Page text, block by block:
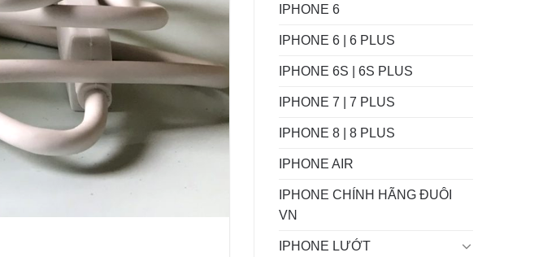
IPHONE 6
IPHONE 6 | 6 PLUS
IPHONE 6S | 6S PLUS
IPHONE 7 | 7 PLUS
IPHONE 8 | 8 PLUS
IPHONE AIR
IPHONE CHÍNH HÃNG ĐUÔI
VN
IPHONE LƯỚT